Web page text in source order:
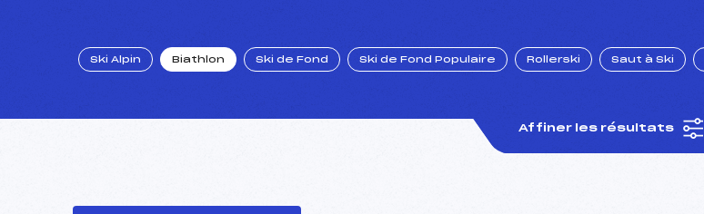
Ski Alpin Biathlon Ski de Fond Ski de Fond Populaire Rollerski Saut à Ski
Affiner les résultats